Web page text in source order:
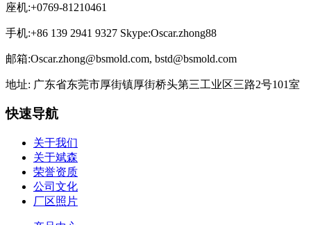
座机:+0769-81210461
手机:+86 139 2941 9327 Skype:Oscar.zhong88
邮箱:Oscar.zhong@bsmold.com, bstd@bsmold.com
地址: 广东省东莞市厚街镇厚街桥头第三工业区三路2号101室
快速导航
关于我们
关于斌森
荣誉资质
公司文化
厂区照片